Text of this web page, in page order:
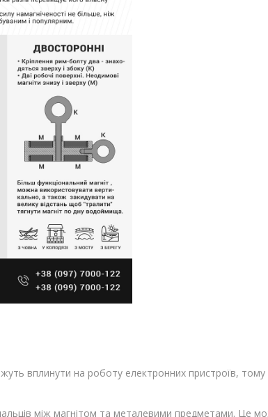
вплинути на роботу електронних пристроїв,
між магнітом та металевими предметами. Це